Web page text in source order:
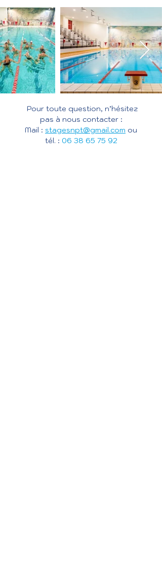
Pour toute question, n’hésitez
pas à nous contacter :
Mail : stagesnpt@gmail.com ou
tél. : 06 38 65 75 92